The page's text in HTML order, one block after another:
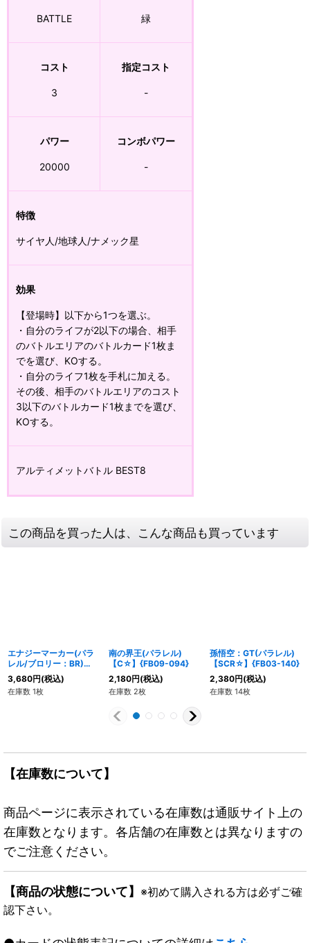
BATTLE 緑
コスト
3
指定コスト
-
パワー
20000
コンボパワー
-
特徴
サイヤ人/地球人/ナメック星
効果
【登場時】以下から1つを選ぶ。
・自分のライフが2以下の場合、相手
のバトルエリアのバトルカード1枚ま
でを選び、KOする。
・自分のライフ1枚を手札に加える。
その後、相手のバトルエリアのコスト
3以下のバトルカード1枚までを選び、
KOする。
アルティメットバトル BEST8
この商品を買った人は、こんな商品も買っています
エナジーマーカー(パラ
レル/ブロリー：BR)
【☆】{E-35}
3,680円(税込)
在庫数 1枚
南の界王(パラレル)
【C☆】{FB09-094}
2,180円(税込)
在庫数 2枚
孫悟空：GT(パラレル)
【SCR☆】{FB03-140}
2,380円(税込)
在庫数 14枚
【在庫数について】
商品ページに表示されている在庫数は通販サイト上の
在庫数となります。各店舗の在庫数とは異なりますの
でご注意ください。
【商品の状態について】 ※初めて購入される方は必ずご確
認下さい。